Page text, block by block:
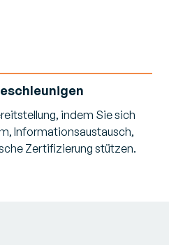
indem Sie sich
Informationsaustausch,
Zertifizierung stützen.